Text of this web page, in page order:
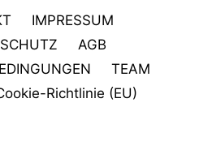
IMPRESSUM
AGB
TEAM
Richtlinie (EU)